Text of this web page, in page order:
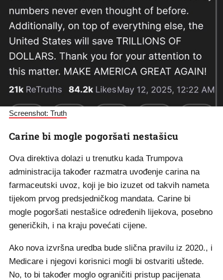
Screenshot: Truth
Carine bi mogle pogoršati nestašicu
Ova direktiva dolazi u trenutku kada Trumpova
administracija također razmatra uvođenje carina na
farmaceutski uvoz, koji je bio izuzet od takvih nameta
tijekom prvog predsjedničkog mandata. Carine bi
mogle pogoršati nestašice određenih lijekova, posebno
generičkih, i na kraju povećati cijene.
Ako nova izvršna uredba bude slična pravilu iz 2020., i
Medicare i njegovi korisnici mogli bi ostvariti uštede.
No, to bi također moglo ograničiti pristup pacijenata